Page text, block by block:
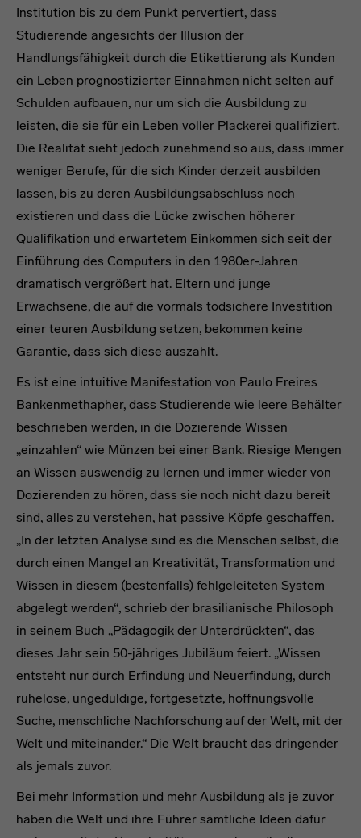
Institution bis zu dem Punkt pervertiert, dass
Studierende angesichts der Illusion der
Handlungsfähigkeit durch die Etikettierung als Kunden
ein Leben prognostizierter Einnahmen nicht selten auf
Schulden aufbauen, nur um sich die Ausbildung zu
leisten, die sie für ein Leben voller Plackerei qualifiziert.
Die Realität sieht jedoch zunehmend so aus, dass immer
weniger Berufe, für die sich Kinder derzeit ausbilden
lassen, bis zu deren Ausbildungsabschluss noch
existieren und dass die Lücke zwischen höherer
Qualifikation und erwartetem Einkommen sich seit der
Einführung des Computers in den 1980er-Jahren
dramatisch vergrößert hat. Eltern und junge
Erwachsene, die auf die vormals todsichere Investition
einer teuren Ausbildung setzen, bekommen keine
Garantie, dass sich diese auszahlt.
Es ist eine intuitive Manifestation von Paulo Freires
Bankenmethapher, dass Studierende wie leere Behälter
beschrieben werden, in die Dozierende Wissen
„einzahlen“ wie Münzen bei einer Bank. Riesige Mengen
an Wissen auswendig zu lernen und immer wieder von
Dozierenden zu hören, dass sie noch nicht dazu bereit
sind, alles zu verstehen, hat passive Köpfe geschaffen.
„In der letzten Analyse sind es die Menschen selbst, die
durch einen Mangel an Kreativität, Transformation und
Wissen in diesem (bestenfalls) fehlgeleiteten System
abgelegt werden“, schrieb der brasilianische Philosoph
in seinem Buch „Pädagogik der Unterdrückten“, das
dieses Jahr sein 50-jähriges Jubiläum feiert. „Wissen
entsteht nur durch Erfindung und Neuerfindung, durch
ruhelose, ungeduldige, fortgesetzte, hoffnungsvolle
Suche, menschliche Nachforschung auf der Welt, mit der
Welt und miteinander.“ Die Welt braucht das dringender
als jemals zuvor.
Bei mehr Information und mehr Ausbildung als je zuvor
haben die Welt und ihre Führer sämtliche Ideen dafür